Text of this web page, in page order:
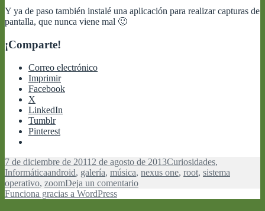
Y ya de paso también instalé una aplicación para realizar capturas de
pantalla, que nunca viene mal 🙂
¡Comparte!
Correo electrónico
Imprimir
Facebook
X
LinkedIn
Tumblr
Pinterest
Publicado
el
7 de diciembre de 2011 2 de agosto de 2013Categorías
Curiosidades,
InformáticaEtiquetas
android, galería, música, nexus one, root, sistema
operativo, zoomDeja un comentarioen
Funciona gracias a WordPress